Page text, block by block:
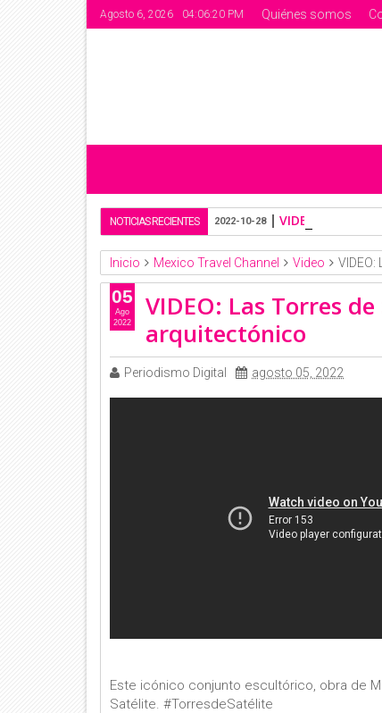
Agosto 6, 2026 04:06:20 PM Quiénes somos
NOTICIAS RECIENTES VIDEO: Día de
2022-10-28
Inicio Mexico Travel Channel Video
VIDEO: Las Torres
arquitectónico
Periodismo Digital agosto 05, 2022
Este icónico conjunto escultórico, obra de
Satélite. #TorresdeSatélite
05
Ago
2022